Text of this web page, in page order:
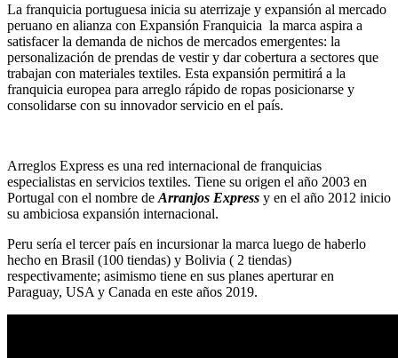
La franquicia portuguesa inicia su aterrizaje y expansión al mercado
peruano en alianza con Expansión Franquicia la marca aspira a
satisfacer la demanda de nichos de mercados emergentes: la
personalización de prendas de vestir y dar cobertura a sectores que
trabajan con materiales textiles. Esta expansión permitirá a la
franquicia europea para arreglo rápido de ropas posicionarse y
consolidarse con su innovador servicio en el país.
Arreglos Express es una red internacional de franquicias
especialistas en servicios textiles. Tiene su origen el año 2003 en
Portugal con el nombre de Arranjos Express y en el año 2012 inicio
su ambiciosa expansión internacional.
Peru sería el tercer país en incursionar la marca luego de haberlo
hecho en Brasil (100 tiendas) y Bolivia ( 2 tiendas)
respectivamente; asimismo tiene en sus planes aperturar en
Paraguay, USA y Canada en este años 2019.